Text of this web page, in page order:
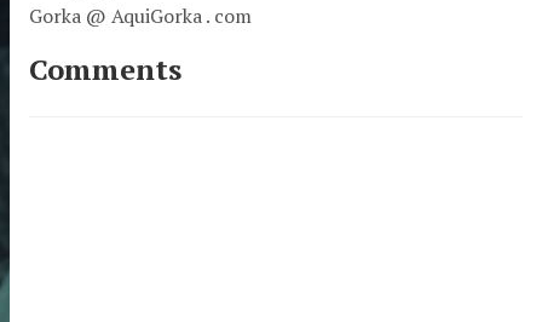
Gorka @ AquiGorka . com
Comments